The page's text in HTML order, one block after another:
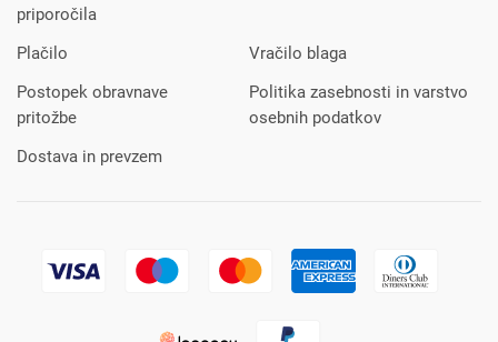
priporočila
Plačilo
Vračilo blaga
Postopek obravnave
pritožbe
Politika zasebnosti in varstvo
osebnih podatkov
Dostava in prevzem